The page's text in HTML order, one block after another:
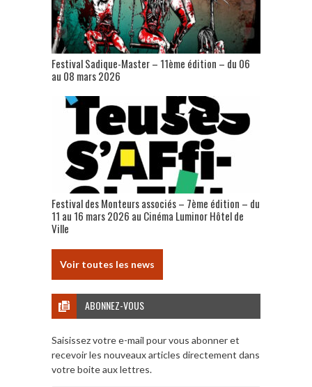
Festival Sadique-Master – 11ème édition – du 06
au 08 mars 2026
Festival des Monteurs associés – 7ème édition – du
11 au 16 mars 2026 au Cinéma Luminor Hôtel de
Ville
Voir toutes les news
ABONNEZ-VOUS
Saisissez votre e-mail pour vous abonner et
recevoir les nouveaux articles directement dans
votre boite aux lettres.